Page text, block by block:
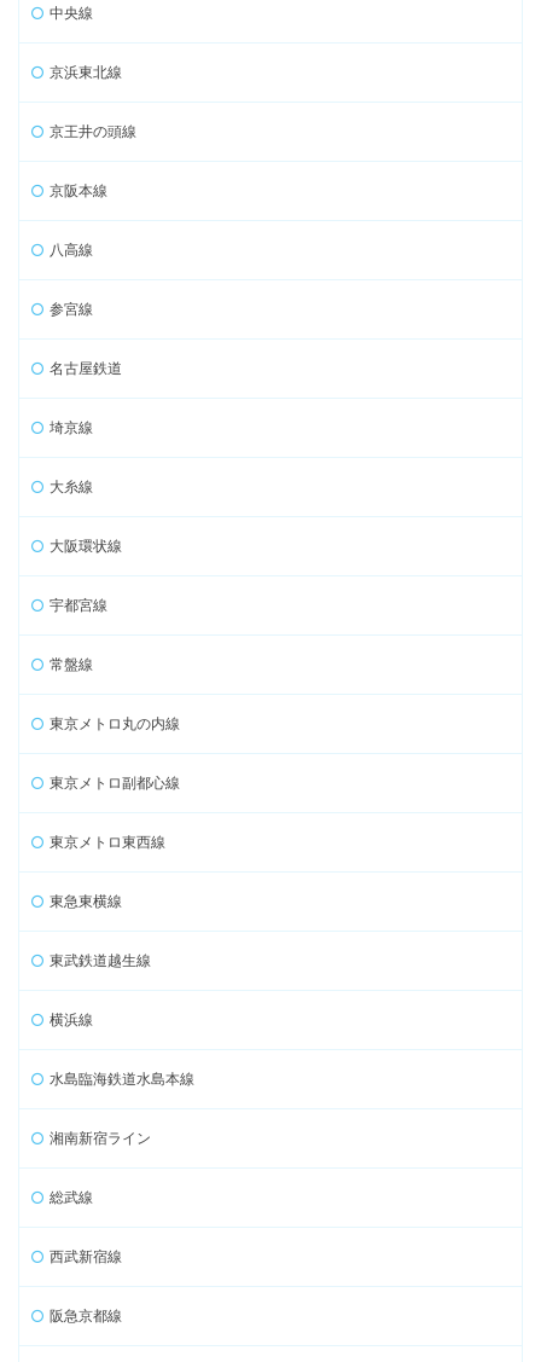
中央線
京浜東北線
京王井の頭線
京阪本線
八高線
参宮線
名古屋鉄道
埼京線
大糸線
大阪環状線
宇都宮線
常盤線
東京メトロ丸の内線
東京メトロ副都心線
東京メトロ東西線
東急東横線
東武鉄道越生線
横浜線
水島臨海鉄道水島本線
湘南新宿ライン
総武線
西武新宿線
阪急京都線